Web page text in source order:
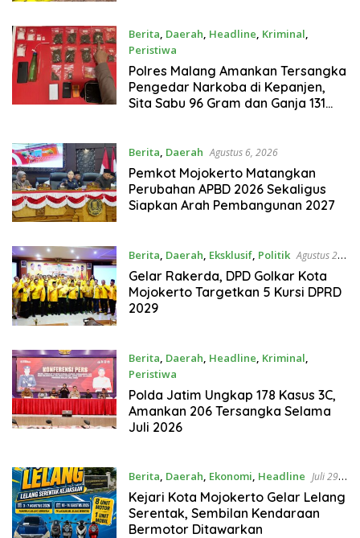
Berita, Daerah, Headline, Kriminal,
Peristiwa
Agustus 7, 2026
Polres Malang Amankan Tersangka
Pengedar Narkoba di Kepanjen,
Sita Sabu 96 Gram dan Ganja 131
Berita, Daerah Agustus 6, 2026
Pemkot Mojokerto Matangkan
Perubahan APBD 2026 Sekaligus
Siapkan Arah Pembangunan 2027
Berita, Daerah, Eksklusif, Politik Agustus 2,
2026
Gelar Rakerda, DPD Golkar Kota
Mojokerto Targetkan 5 Kursi DPRD
2029
Berita, Daerah, Headline, Kriminal,
Peristiwa
Agustus 1, 2026
Polda Jatim Ungkap 178 Kasus 3C,
Amankan 206 Tersangka Selama
Juli 2026
Berita, Daerah, Ekonomi, Headline Juli 29,
2026
Kejari Kota Mojokerto Gelar Lelang
Serentak, Sembilan Kendaraan
Bermotor Ditawarkan